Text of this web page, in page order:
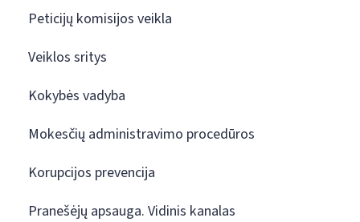
Peticijų komisijos veikla
Veiklos sritys
Kokybės vadyba
Mokesčių administravimo procedūros
Korupcijos prevencija
Pranešėjų apsauga. Vidinis kanalas